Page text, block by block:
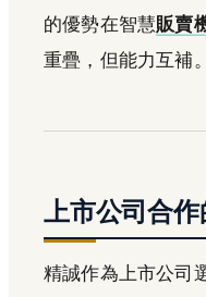
的優勢在智慧販賣
重疊，但能力互補。
上市公司合
精誠作為上市公司